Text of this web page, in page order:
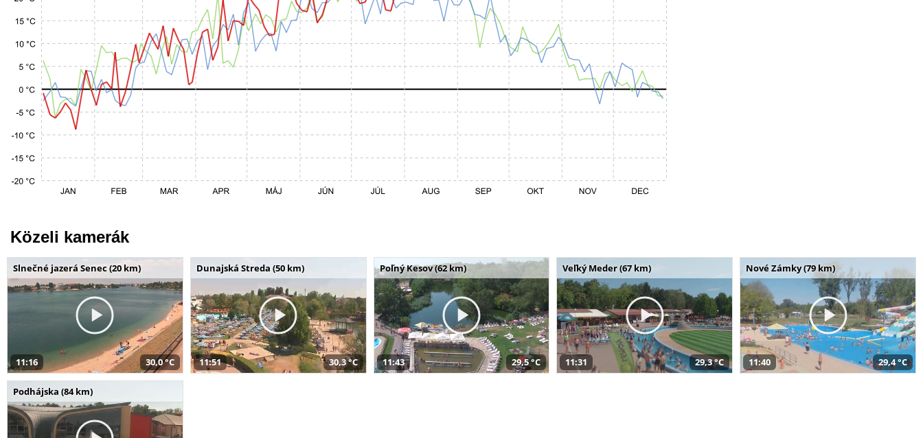
Közeli kamerák
Slnečné jazerá Senec (20 km)
11:16 30,0 °C
Dunajská Streda (50 km)
11:51 30,3 °C
Poľný Kesov (62 km)
11:43 29,5 °C
Veľký Meder (67 km)
11:31 29,3 °C
Nové Zámky (79 km)
11:40 29,4 °C
Podhájska (84 km)